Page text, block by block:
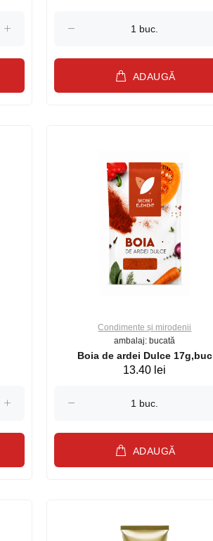
ADAUGĂ
Condimente și mirodenii
ambalaj: bucată
Boia de ardei Dulce 17g,buc
13.40 lei
ADAUGĂ